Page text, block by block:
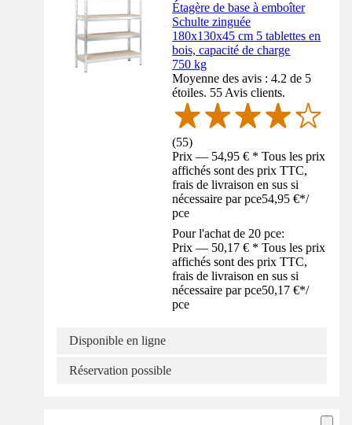
Étagère de base à emboîter
Schulte zinguée
180x130x45 cm 5 tablettes en
bois, capacité de charge
750 kg
Moyenne des avis : 4.2 de 5
étoiles. 55 Avis clients.
(55)
Prix — 54,95 € * Tous les prix
affichés sont des prix TTC,
frais de livraison en sus si
nécessaire par pce54,95 €*/
pce
Pour l'achat de 20 pce:
Prix — 50,17 € * Tous les prix
affichés sont des prix TTC,
frais de livraison en sus si
nécessaire par pce50,17 €*/
pce
Disponible en ligne
Réservation possible